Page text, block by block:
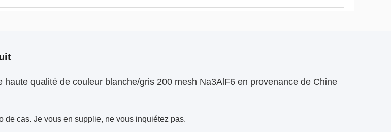
haute qualité de couleur blanche/gris 200 mesh Na3AlF6 en provenance de Chine
de cas. Je vous en supplie, ne vous inquiétez pas.